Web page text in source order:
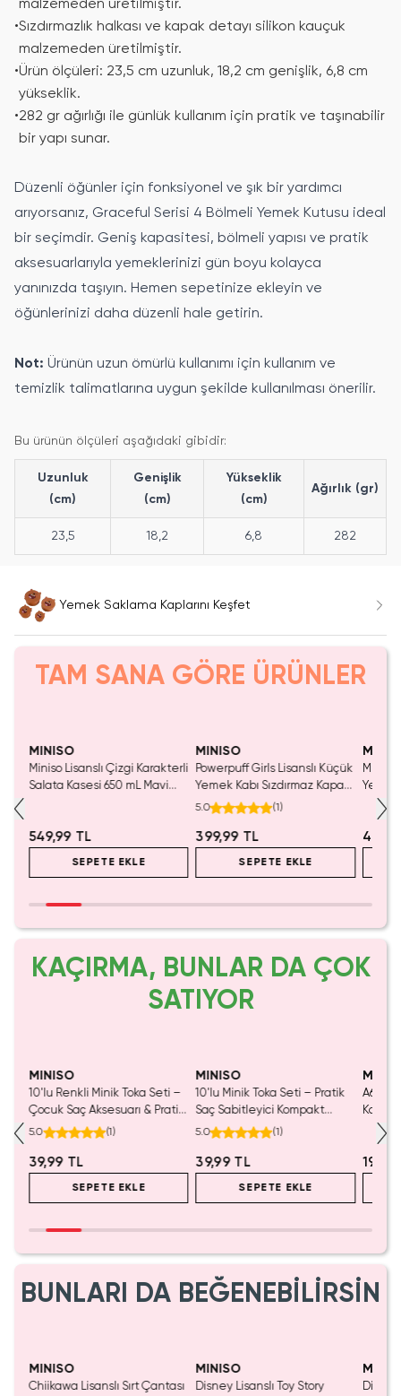
malzemeden üretilmiştir.
•Sızdırmazlık halkası ve kapak detayı silikon kauçuk
malzemeden üretilmiştir.
•Ürün ölçüleri: 23,5 cm uzunluk, 18,2 cm genişlik, 6,8 cm
yükseklik.
•282 gr ağırlığı ile günlük kullanım için pratik ve taşınabilir
bir yapı sunar.
Düzenli öğünler için fonksiyonel ve şık bir yardımcı
arıyorsanız, Graceful Serisi 4 Bölmeli Yemek Kutusu ideal
bir seçimdir. Geniş kapasitesi, bölmeli yapısı ve pratik
aksesuarlarıyla yemeklerinizi gün boyu kolayca
yanınızda taşıyın. Hemen sepetinize ekleyin ve
öğünlerinizi daha düzenli hale getirin.
Not: Ürünün uzun ömürlü kullanımı için kullanım ve
temizlik talimatlarına uygun şekilde kullanılması önerilir.
Bu ürünün ölçüleri aşağıdaki gibidir:
Uzunluk
(cm)
Genişlik
(cm)
Yükseklik
(cm)
Ağırlık (gr)
23,5 18,2 6,8 282
Yemek Saklama Kaplarını Keşfet
TAM SANA GÖRE ÜRÜNLER
MINISO
Miniso Lisanslı Çizgi Karakterli
Salata Kasesi 650 mL Mavi
549,99 TL
SEPETE EKLE
MINISO
Powerpuff Girls Lisanslı Küçük
Yemek Kabı Sızdırmaz Kapak
700 ML 11,5 Cm
5.0 (1)
399,99 TL
SEPETE EKLE
Miniso
Çatal
KAÇIRMA, BUNLAR DA ÇOK
SATIYOR
MINISO
10'lu Renkli Minik Toka Seti –
Çocuk Saç Aksesuarı & Pratik
Klipsler
5.0 (1)
39,99 TL
SEPETE EKLE
MINISO
10'lu Minik Toka Seti – Pratik
Saç Sabitleyici Kompakt
Aksesuar
5.0 (1)
39,99 TL
SEPETE EKLE
A6
Kalem
BUNLARI DA BEĞENEBİLİRSİN
MINISO
Chiikawa Lisanslı Sırt Çantası
MINISO
Disney Lisanslı Toy Story